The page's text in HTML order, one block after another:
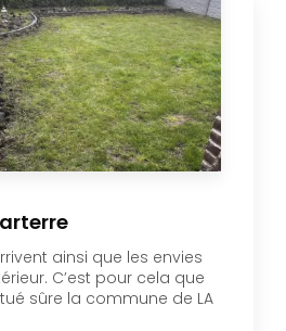
ainsi que les envies
C’est pour cela que
sûre la commune de LA